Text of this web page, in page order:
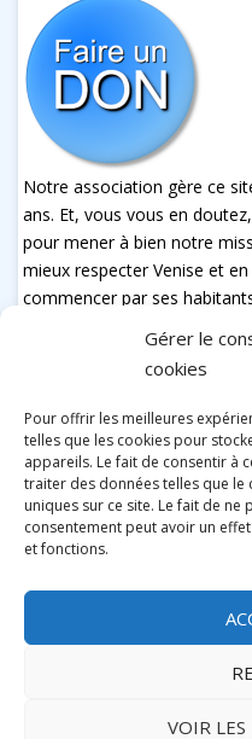
Gérer le
cookies
Pour offrir les meilleures
telles que les cookies pour
appareils. Le fait de consentir à
traiter des données telles que
uniques sur ce site. Le fait de
consentement peut avoir un
et fonctions.
VOIR LES
Notre association gère ce
ans. Et, vous vous en
pour mener à bien notre
mieux respecter Venise et
commencer par ses